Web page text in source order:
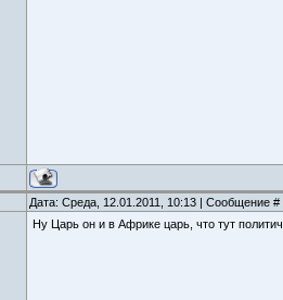
Дата: Среда, 12.01.2011, 10:13 | Сообщение #
Ну Царь он и в Африке царь, что тут